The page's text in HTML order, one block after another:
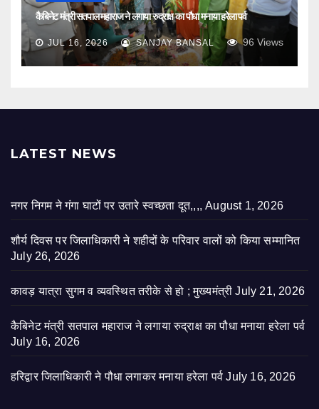
कैबिनेट मंत्री सतपाल महाराज ने लगाया रुद्राक्ष का पौधा मनाया हरेला पर्व
JUL 16, 2026 SANJAY BANSAL 96 Views
LATEST NEWS
नगर निगम ने गंगा घाटों पर उतारे स्वच्छता दूत,,,, August 1, 2026
शौर्य दिवस पर जिलाधिकारी ने शहीदों के परिवार वालों को किया सम्मानित
July 26, 2026
कावड़ यात्रा सुगम व व्यवस्थित तरीके से हो ; मुख्यमंत्री July 21, 2026
कैबिनेट मंत्री सतपाल महाराज ने लगाया रुद्राक्ष का पौधा मनाया हरेला पर्व
July 16, 2026
हरिद्वार जिलाधिकारी ने पौधा लगाकर मनाया हरेला पर्व July 16, 2026